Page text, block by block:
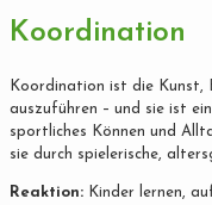
Koordination
Koordination ist die Kunst,
auszuführen – und sie ist
sportliches Können und
sie durch spielerische,
Reaktion: Kinder lernen,